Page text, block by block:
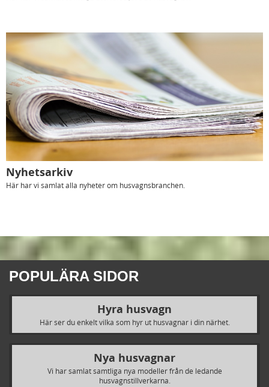
Nyhetsarkiv
Här har vi samlat alla nyheter om husvagnsbranchen.
POPULÄRA SIDOR
Hyra husvagn
Här ser du enkelt vilka som hyr ut husvagnar i din närhet.
Nya husvagnar
Vi har samlat samtliga nya modeller från de ledande
husvagnstillverkarna.